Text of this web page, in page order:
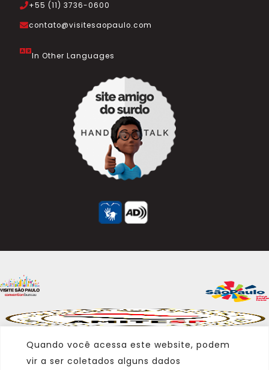
Quando você acessa este website, podem
vir a ser coletados alguns dados
+55 (11) 3736-0600
contato@visitesaopaulo.com
In Other Languages